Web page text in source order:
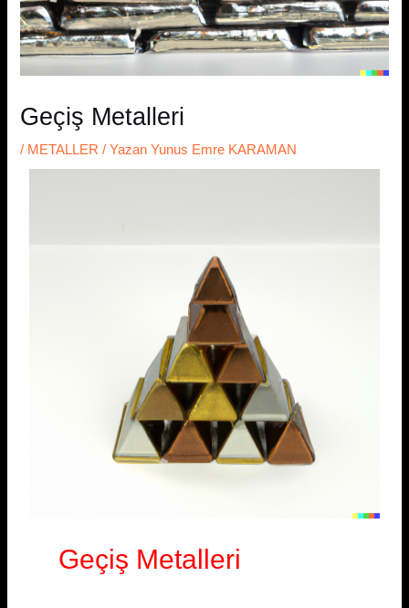
Geçiş Metalleri
/ METALLER / Yazan Yunus Emre KARAMAN
Geçiş Metalleri